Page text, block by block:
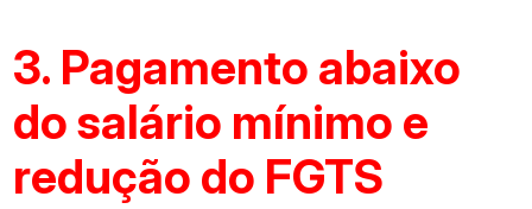
3. Pagamento abaixo
do salário mínimo e
redução do FGTS